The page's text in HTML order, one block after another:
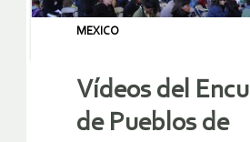
MEXICO
Vídeos del
de Pueblos de